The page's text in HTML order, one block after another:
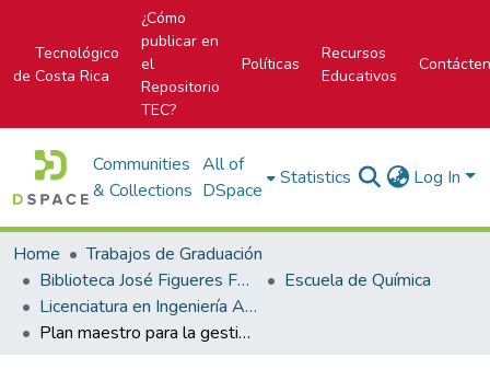
Tecnológico
de Costa Rica
¿Cómo
publicar en
el
Repositorio
TEC?
Políticas
Recursos
Educativos
Communities
& Collections
All of
DSpace
Statistics Log In
Home
Trabajos de Graduación
Biblioteca José Figueres Ferrer
Escuela de Química
Licenciatura en Ingeniería Ambiental
Plan maestro para la gestión de las aguas residuales del cantón de La Unión